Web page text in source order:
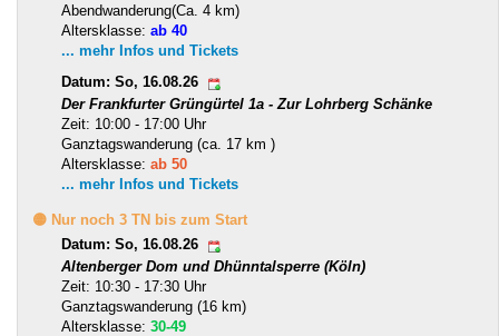
Abendwanderung(Ca. 4 km)
Altersklasse: ab 40
... mehr Infos und Tickets
Datum: So, 16.08.26
Der Frankfurter Grüngürtel 1a - Zur Lohrberg Schänke
Zeit: 10:00 - 17:00 Uhr
Ganztagswanderung (ca. 17 km )
Altersklasse: ab 50
... mehr Infos und Tickets
🟡 Nur noch 3 TN bis zum Start
Datum: So, 16.08.26
Altenberger Dom und Dhünntalsperre (Köln)
Zeit: 10:30 - 17:30 Uhr
Ganztagswanderung (16 km)
Altersklasse: 30-49